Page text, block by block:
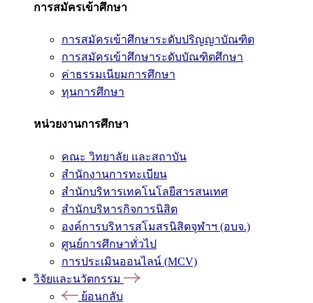
การสมัครเข้าศึกษา
การสมัครเข้าศึกษาระดับปริญญาบัณฑิต
การสมัครเข้าศึกษาระดับบัณฑิตศึกษา
ค่าธรรมเนียมการศึกษา
ทุนการศึกษา
หน่วยงานการศึกษา
คณะ วิทยาลัย และสถาบัน
สำนักงานการทะเบียน
สำนักบริหารเทคโนโลยีสารสนเทศ
สำนักบริหารกิจการนิสิต
องค์การบริหารสโมสรนิสิตจุฬาฯ (อบจ.)
ศูนย์การศึกษาทั่วไป
การประเมินออนไลน์ (MCV)
วิจัยและนวัตกรรม
ย้อนกลับ